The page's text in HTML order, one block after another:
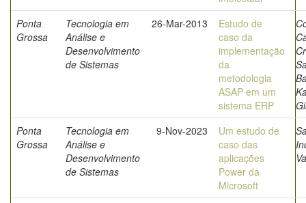
Ponta
Grossa
Tecnologia em
Análise e
Desenvolvimento
de Sistemas
26-Mar-2013
Estudo de
caso da
implementação
da
metodologia
ASAP em um
sistema ERP
Ponta
Grossa
Tecnologia em
Análise e
Desenvolvimento
de Sistemas
9-Nov-2023
Um estudo de
caso das
aplicações
Power da
Microsoft